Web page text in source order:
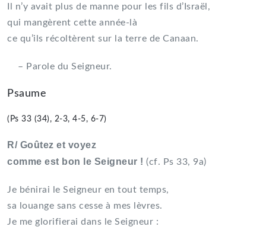
Il n’y avait plus de manne pour les fils d’Israël,
qui mangèrent cette année-là
ce qu’ils récoltèrent sur la terre de Canaan.
– Parole du Seigneur.
Psaume
(Ps 33 (34), 2-3, 4-5, 6-7)
R/ Goûtez et voyez
comme est bon le Seigneur ! (cf. Ps 33, 9a)
Je bénirai le Seigneur en tout temps,
sa louange sans cesse à mes lèvres.
Je me glorifierai dans le Seigneur :